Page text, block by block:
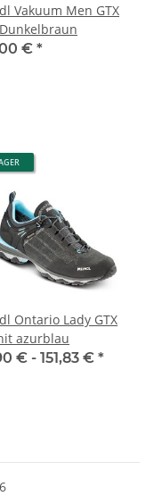
Vakuum Men GTX
€ *
Ontario Lady GTX
azurblau
€ - 151,83 € *